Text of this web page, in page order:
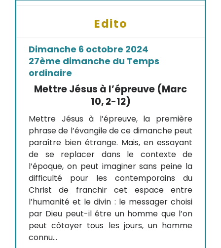
Edito
Dimanche 6 octobre 2024
27ème dimanche du Temps
ordinaire
Mettre Jésus à l’épreuve (Marc
10, 2-12)
Mettre Jésus à l’épreuve, la première
phrase de l’évangile de ce dimanche peut
paraître bien étrange. Mais, en essayant
de se replacer dans le contexte de
l’époque, on peut imaginer sans peine la
difficulté pour les contemporains du
Christ de franchir cet espace entre
l’humanité et le divin : le messager choisi
par Dieu peut-il être un homme que l’on
peut côtoyer tous les jours, un homme
connu…